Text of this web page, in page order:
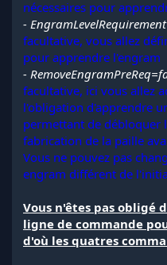
nécessaires pour
-
facultative, vous allez
pour apprendre l'engram
-
facultative, ici vous allez
l'obligation d'apprendre
permettant de débloquer
fabrication de la paille
Vous ne pouvez pas
engram différent de
Vous n'êtes pas
ligne de commande
d'où les quatres